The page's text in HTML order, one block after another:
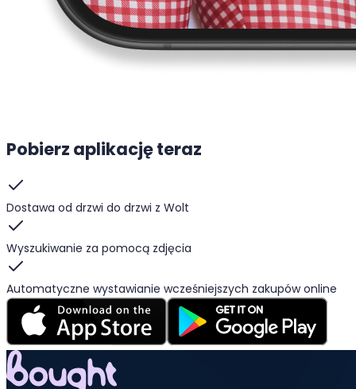
Pobierz aplikację teraz
Dostawa od drzwi do drzwi z Wolt
Wyszukiwanie za pomocą zdjęcia
Automatyczne wystawianie wcześniejszych zakupów online